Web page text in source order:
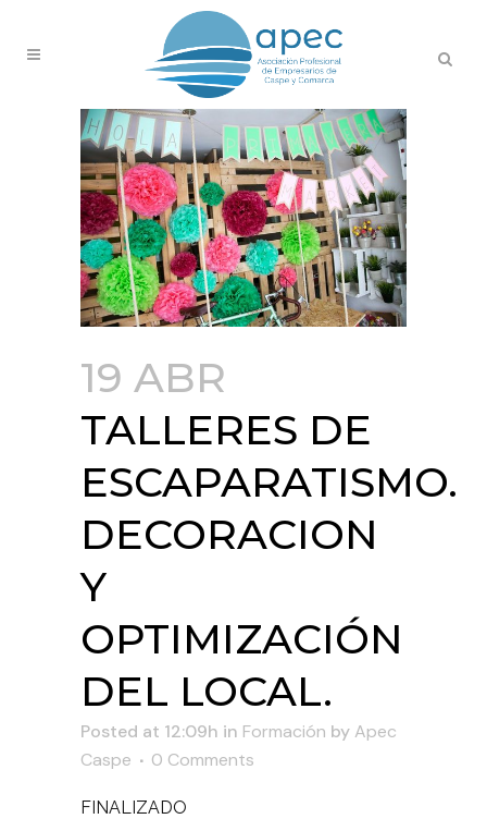
19 ABR
TALLERES DE
ESCAPARATISMO.
DECORACION
Y
OPTIMIZACIÓN
DEL LOCAL.
Posted at 12:09h in Formación by Apec
Caspe
0 Comments
FINALIZADO